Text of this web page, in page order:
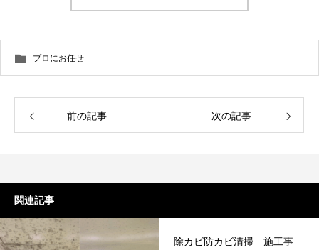
プロにお任せ
前の記事 次の記事
関連記事
除カビ防カビ清掃 施工事